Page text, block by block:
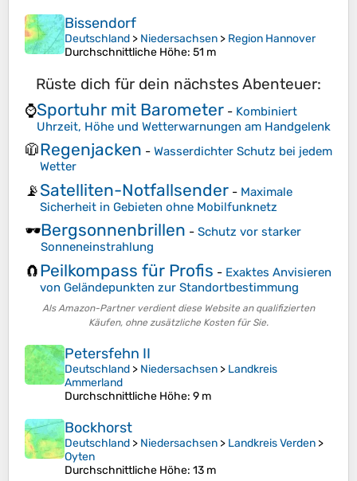
Bissendorf
Deutschland > Niedersachsen > Region Hannover
Durchschnittliche Höhe: 51 m
Rüste dich für dein nächstes Abenteuer:
⌚Sportuhr mit Barometer - Kombiniert
Uhrzeit, Höhe und Wetterwarnungen am Handgelenk
🧥Regenjacken - Wasserdichter Schutz bei jedem
Wetter
📡Satelliten-Notfallsender - Maximale
Sicherheit in Gebieten ohne Mobilfunknetz
🕶️Bergsonnenbrillen - Schutz vor starker
Sonneneinstrahlung
🧲Peilkompass für Profis - Exaktes Anvisieren
von Geländepunkten zur Standortbestimmung
Als Amazon-Partner verdient diese Website an qualifizierten
Käufen, ohne zusätzliche Kosten für Sie.
Petersfehn II
Deutschland > Niedersachsen > Landkreis
Ammerland
Durchschnittliche Höhe: 9 m
Bockhorst
Deutschland > Niedersachsen > Landkreis Verden >
Oyten
Durchschnittliche Höhe: 13 m